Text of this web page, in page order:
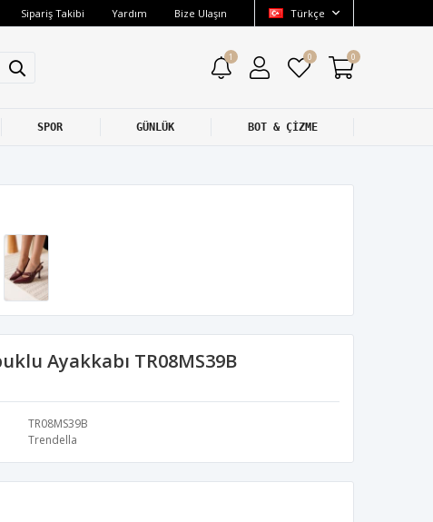
Sipariş Takibi Yardım Bize Ulaşın Türkçe
1 0 0
SPOR GÜNLÜK BOT & ÇİZME
Ayakkabı TR08MS39B
TR08MS39B
Trendella